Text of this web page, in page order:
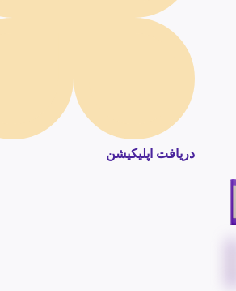
دریافت اپلیکیشن